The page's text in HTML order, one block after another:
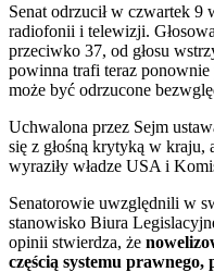
Senat odrzucił w czwartek 9
radiofonii i telewizji.
przeciwko 37, od głosu
powinna trafi teraz
może być odrzucone
Uchwalona przez Sejm
się z głośną krytyką w kraju,
wyraziły władze USA i
Senatorowie uwzględnili w
stanowisko Biura
opinii stwierdza, że
częścią systemu prawnego,